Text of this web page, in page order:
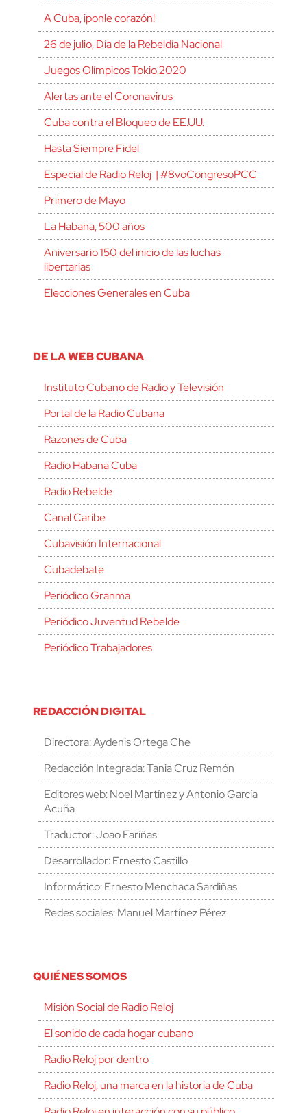
A Cuba, ¡ponle corazón!
26 de julio, Día de la Rebeldía Nacional
Juegos Olímpicos Tokio 2020
Alertas ante el Coronavirus
Cuba contra el Bloqueo de EE.UU.
Hasta Siempre Fidel
Especial de Radio Reloj | #8voCongresoPCC
Primero de Mayo
La Habana, 500 años
Aniversario 150 del inicio de las luchas
libertarias
Elecciones Generales en Cuba
DE LA WEB CUBANA
Instituto Cubano de Radio y Televisión
Portal de la Radio Cubana
Razones de Cuba
Radio Habana Cuba
Radio Rebelde
Canal Caribe
Cubavisión Internacional
Cubadebate
Periódico Granma
Periódico Juventud Rebelde
Periódico Trabajadores
REDACCIÓN DIGITAL
Directora: Aydenis Ortega Che
Redacción Integrada: Tania Cruz Remón
Editores web: Noel Martínez y Antonio García
Acuña
Traductor: Joao Fariñas
Desarrollador: Ernesto Castillo
Informático: Ernesto Menchaca Sardiñas
Redes sociales: Manuel Martínez Pérez
QUIÉNES SOMOS
Misión Social de Radio Reloj
El sonido de cada hogar cubano
Radio Reloj por dentro
Radio Reloj, una marca en la historia de Cuba